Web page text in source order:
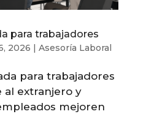
para trabajadores
2026 | Asesoría Laboral
para trabajadores
al extranjero y
mejoren